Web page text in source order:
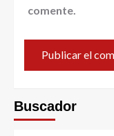
comente.
Buscador